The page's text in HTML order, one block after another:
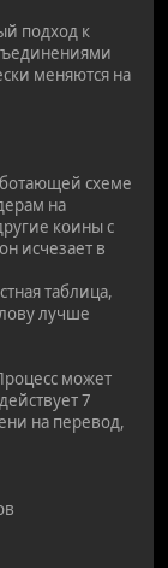
подход к
меняются на
схеме
на
коины с
исчезает в
таблица,
лучше
может
7
на перевод,